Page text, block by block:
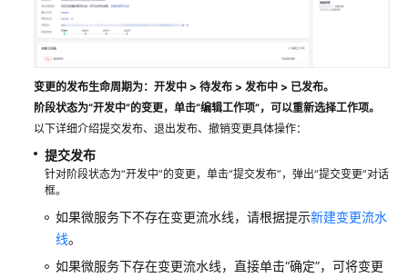
变更的发布生命周期为：开发中 > 待发布 > 发布中 > 已发布。
阶段状态为“开发中”的变更，单击“编辑工作项”，可以重新选择工作项。
以下详细介绍提交发布、退出发布、撤销变更具体操作：
提交发布
针对阶段状态为“开发中”的变更，单击“提交发布”，弹出“提交变更”对话
框。
如果微服务下不存在变更流水线，请根据提示新建变更流水
线。
如果微服务下存在变更流水线，直接单击“确定”，可将变更